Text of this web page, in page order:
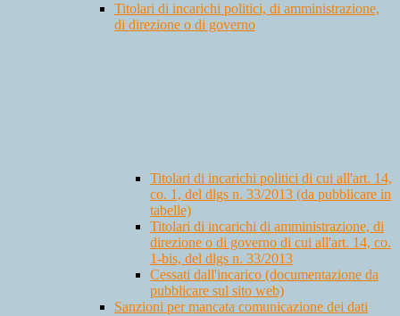
Titolari di incarichi politici, di amministrazione,
di direzione o di governo
Titolari di incarichi politici di cui all'art. 14,
co. 1, del dlgs n. 33/2013 (da pubblicare in
tabelle)
Titolari di incarichi di amministrazione, di
direzione o di governo di cui all'art. 14, co.
1-bis, del dlgs n. 33/2013
Cessati dall'incarico (documentazione da
pubblicare sul sito web)
Sanzioni per mancata comunicazione dei dati